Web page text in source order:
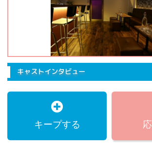
キャストインタビュー
キープする